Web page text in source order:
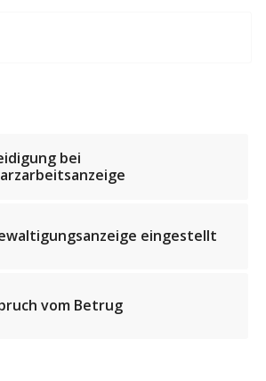
bei
eingestellt
vom Betrug